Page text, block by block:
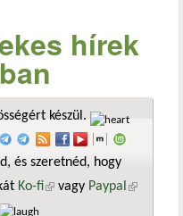
hírek
készül.
és szeretnéd, hogy
Ko-fi(külső hivatkozás)
vagy Paypal